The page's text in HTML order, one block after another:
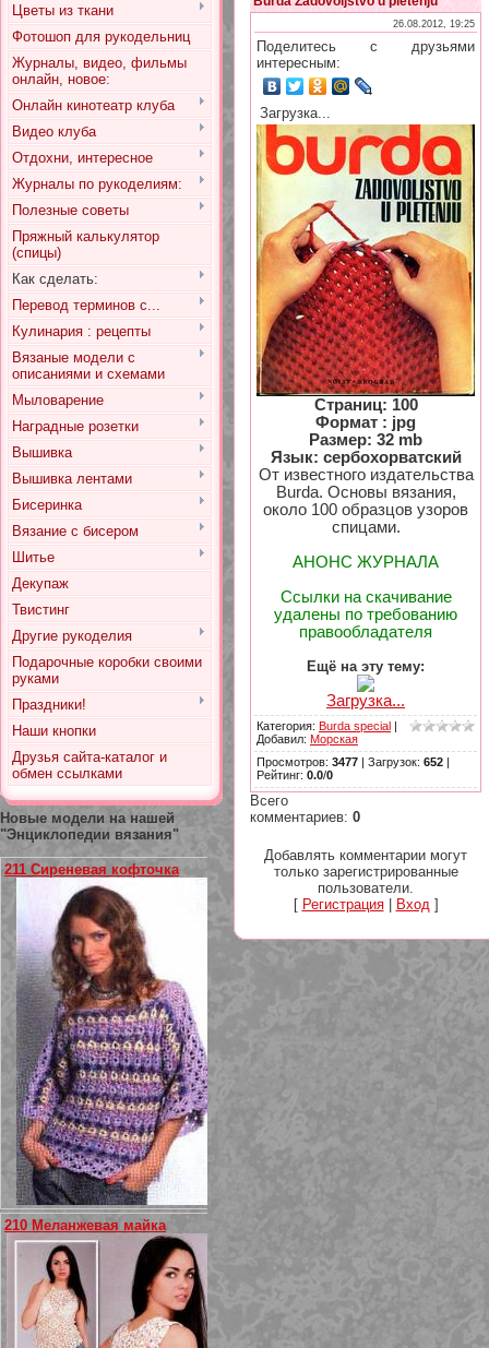
Цветы из ткани
Фотошоп для рукодельниц
Журналы, видео, фильмы
онлайн, новое:
Онлайн кинотеатр клуба
Видео клуба
Отдохни, интересное
Журналы по рукоделиям:
Полезные советы
Пряжный калькулятор
(спицы)
Как сделать:
Перевод терминов с...
Кулинария : рецепты
Вязаные модели с
описаниями и схемами
Мыловарение
Наградные розетки
Вышивка
Вышивка лентами
Бисеринка
Вязание с бисером
Шитье
Декупаж
Твистинг
Другие рукоделия
Подарочные коробки своими
руками
Праздники!
Наши кнопки
Друзья сайта-каталог и
обмен ссылками
Новые модели на нашей
"Энциклопедии вязания"
211 Сиреневая кофточка
210 Меланжевая майка
26.08.2012, 19:25
Поделитесь с друзьями
интересным:
Загрузка...
Страниц: 100
Формат : jpg
Размер: 32 mb
Язык: сербохорватский
От известного издательства
Burda. Основы вязания,
около 100 образцов узоров
спицами.
АНОНС ЖУРНАЛА
Ссылки на скачивание
удалены по требованию
правообладателя
Ещё на эту тему:
Загрузка...
Категория: Burda special |
Добавил: Морская
Просмотров: 3477 | Загрузок: 652 |
Рейтинг: 0.0/0
Всего
комментариев: 0
Добавлять комментарии могут
только зарегистрированные
пользователи.
[ Регистрация| Вход]